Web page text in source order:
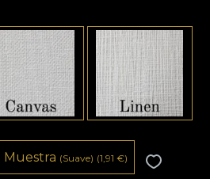
Muestra (Suave) (1,91 €)